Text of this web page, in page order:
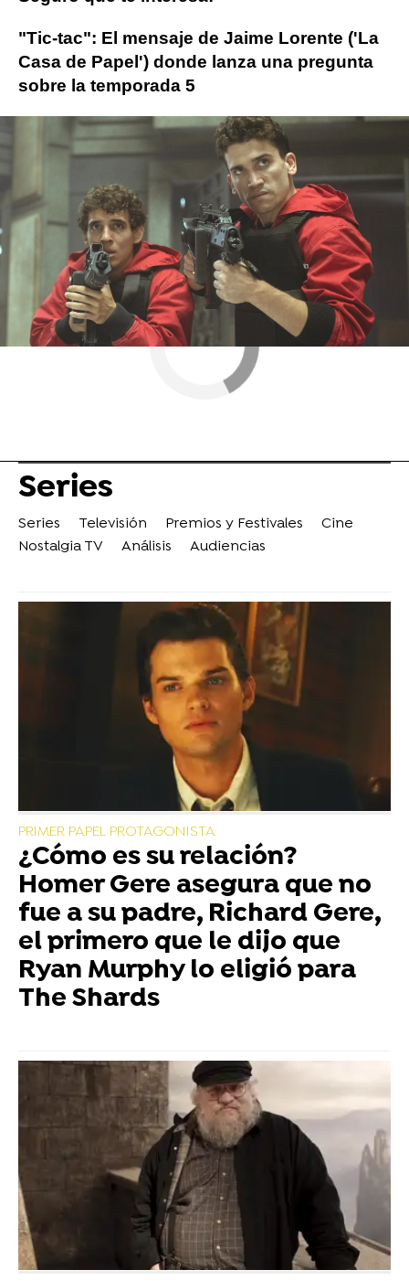
"Tic-tac": El mensaje de Jaime Lorente ('La
Casa de Papel') donde lanza una pregunta
sobre la temporada 5
Netflix La casa de papel Atresmedia
ObjetivoTV » Series
Series
Series Televisión Premios y Festivales
Cine
Nostalgia TV
Análisis Audiencias
PRIMER PAPEL PROTAGONISTA
¿Cómo es su relación?
Homer Gere asegura que no
fue a su padre, Richard Gere,
el primero que le dijo que
Ryan Murphy lo eligió para
The Shards